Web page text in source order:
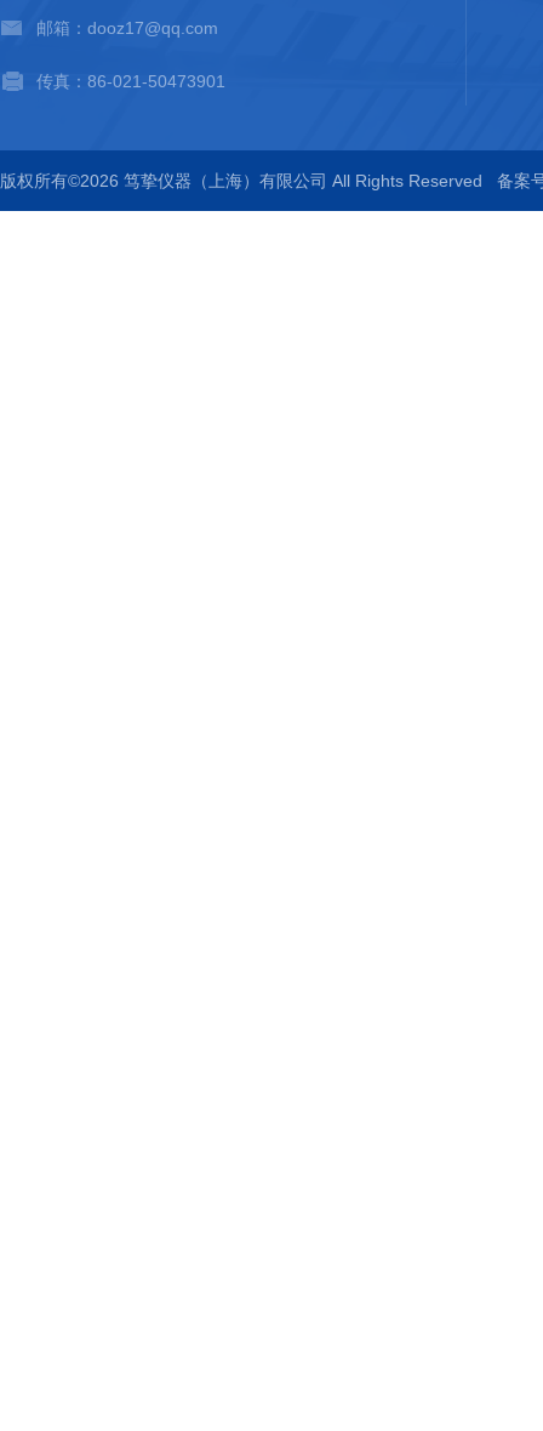
邮箱：dooz17@qq.com
传真：86-021-50473901
版权所有©2026 笃挚仪器（上海）有限公司 All Rights Reserved 备案